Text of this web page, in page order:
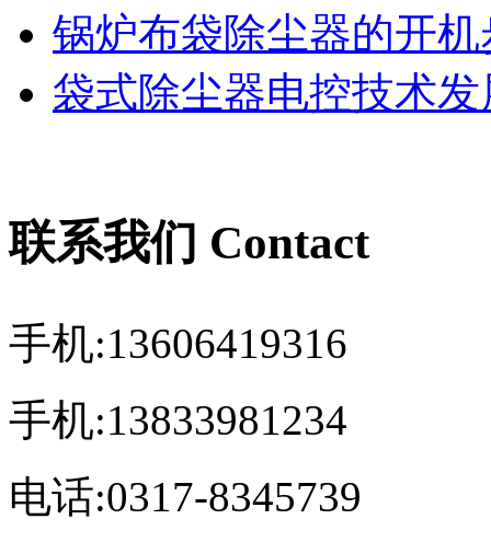
锅炉布袋除尘器的开机
袋式除尘器电控技术发
联系我们 Contact
手机:13606419316
手机:13833981234
电话:0317-8345739